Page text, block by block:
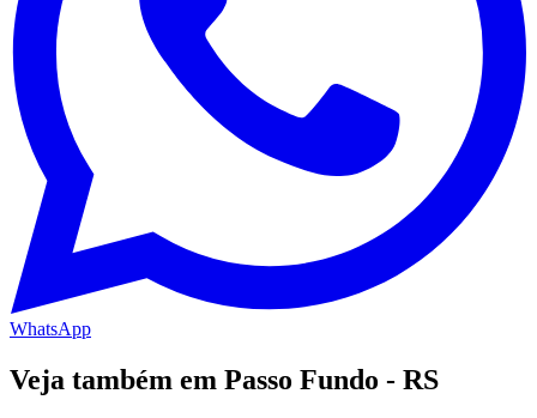
WhatsApp
Veja também em Passo Fundo - RS